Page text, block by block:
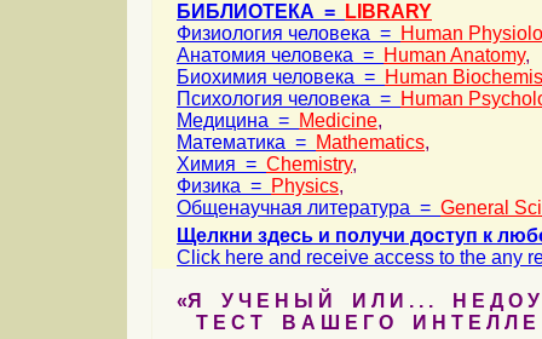
БИБЛИОТЕКА =
LIBRARY
Физиология человека = Human
Анатомия человека = Human Anatomy,
Биохимия человека = Human
Психология человека = Human
Медицина = Medicine,
Математика = Mathematics,
Химия = Chemistry,
Физика = Physics,
Общенаучная литература = General
Щелкни здесь и получи доступ к
Click here and receive access to the any
«Я У Ч Е Н Ы Й И Л И . . . Н Е Д О У
Т Е С Т В А Ш Е Г О И Н Т Е Л Л Е